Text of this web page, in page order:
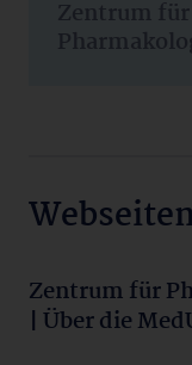
Zentrum
Zentrum für
| Über die